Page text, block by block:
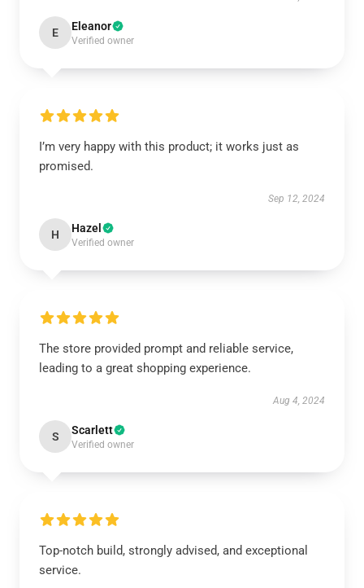
E Eleanor
Verified owner
I’m very happy with this product; it works just as
promised.
Sep 12, 2024
H Hazel
Verified owner
The store provided prompt and reliable service,
leading to a great shopping experience.
Aug 4, 2024
S Scarlett
Verified owner
Top-notch build, strongly advised, and exceptional
service.